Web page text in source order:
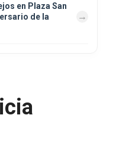
en Plaza San
de la